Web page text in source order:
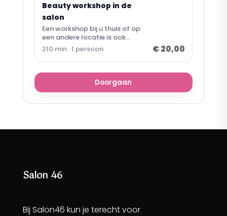
Beauty workshop in de
salon
Een workshop bij u thuis of op
een andere locatie is ook
mogelijk (minimaal 5 personen).
Het maximaal aantal personen
kan dan in overleg. wilt u meer
informatie of een afspraak in
plannen dan mag u mij bellen of
mailen. Tel:0624864485 E-mail:
210 min · 1 persoon € 20,00
Doorgaan
Salon 46
Bij Salon46 kun je terecht voor